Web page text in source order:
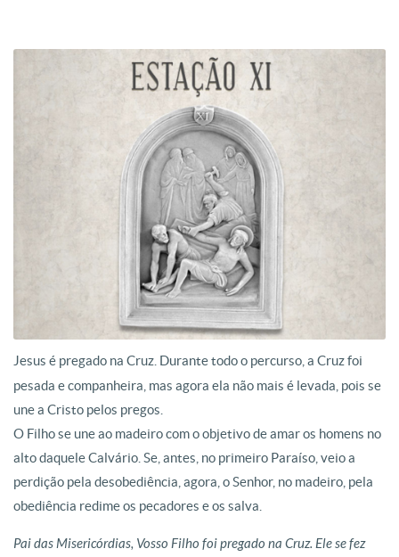
Jesus é pregado na Cruz. Durante todo o percurso, a Cruz foi
pesada e companheira, mas agora ela não mais é levada, pois se
une a Cristo pelos pregos.
O Filho se une ao madeiro com o objetivo de amar os homens no
alto daquele Calvário. Se, antes, no primeiro Paraíso, veio a
perdição pela desobediência, agora, o Senhor, no madeiro, pela
obediência redime os pecadores e os salva.
Pai das Misericórdias, Vosso Filho foi pregado na Cruz. Ele se fez